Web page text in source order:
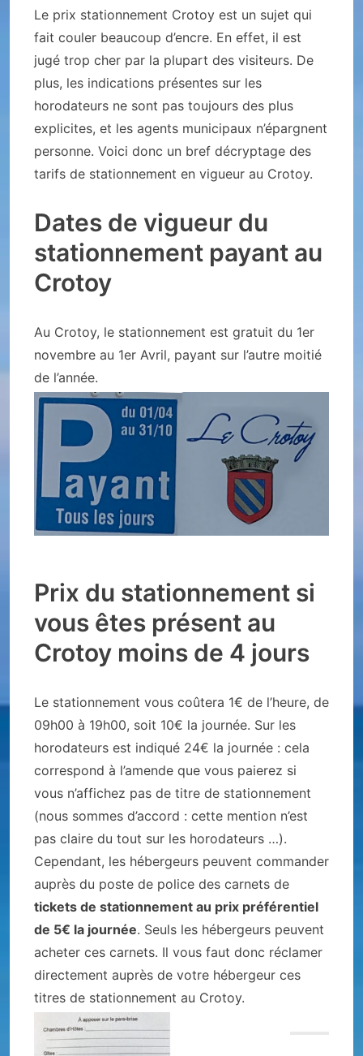
Le prix stationnement Crotoy est un sujet qui
fait couler beaucoup d’encre. En effet, il est
jugé trop cher par la plupart des visiteurs. De
plus, les indications présentes sur les
horodateurs ne sont pas toujours des plus
explicites, et les agents municipaux n’épargnent
personne. Voici donc un bref décryptage des
tarifs de stationnement en vigueur au Crotoy.
Dates de vigueur du
stationnement payant au
Crotoy
Au Crotoy, le stationnement est gratuit du 1er
novembre au 1er Avril, payant sur l’autre moitié
de l’année.
Prix du stationnement si
vous êtes présent au
Crotoy moins de 4 jours
Le stationnement vous coûtera 1€ de l’heure, de
09h00 à 19h00, soit 10€ la journée. Sur les
horodateurs est indiqué 24€ la journée : cela
correspond à l’amende que vous paierez si
vous n’affichez pas de titre de stationnement
(nous sommes d’accord : cette mention n’est
pas claire du tout sur les horodateurs …).
Cependant, les hébergeurs peuvent commander
auprès du poste de police des carnets de
tickets de stationnement au prix préférentiel
de 5€ la journée. Seuls les hébergeurs peuvent
acheter ces carnets. Il vous faut donc réclamer
directement auprès de votre hébergeur ces
titres de stationnement au Crotoy.